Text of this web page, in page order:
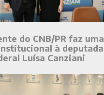
do CNB/PR faz uma
à deputada
Luísa Canziani